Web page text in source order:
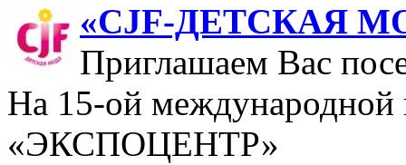
«CJF-ДЕТСКАЯ
Приглашаем Вас
На 15-ой
«ЭКСПОЦЕНТР»